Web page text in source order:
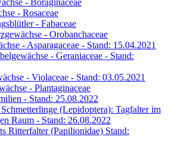
- Boraginaceae
- Rosaceae
- Fabaceae
- Orobanchaceae
- Asparagaceae - Stand: 15.04.2021
- Geraniaceae - Stand:
- Violaceae - Stand: 03.05.2021
- Plantaginaceae
- Stand: 25.08.2022
(Lepidoptera): Tagfalter im
Raum - Stand: 26.08.2022
Ritterfalter (Papilionidae) Stand: